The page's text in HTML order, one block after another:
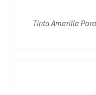
Tinta Amarilla